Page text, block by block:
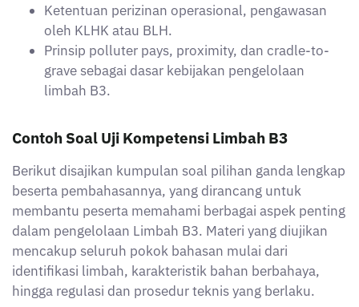
kesulitan yang bervariasi. Tujuannya agar proses
belajar menjadi lebih terarah dan efektif, sekaligus
melatih kemampuan analisis dan ketelitian dalam
menjawab soal sesuai standar uji kompetensi.
berwarna pekat dengan bau menyengat. Berdasarkan
hasil uji laboratorium, limbah tersebut memiliki pH 3
dan mengandung logam berat seperti kromium.
Berdasarkan karakteristik limbah B3, limbah ini dapat
diklasifikasikan sebagai B3 karena memiliki sifat?
A. Infeksius dan mudah menyala
B. Radioaktif dan bersifat karsinogenik
C. Bersifat inert dan tidak bereaksi